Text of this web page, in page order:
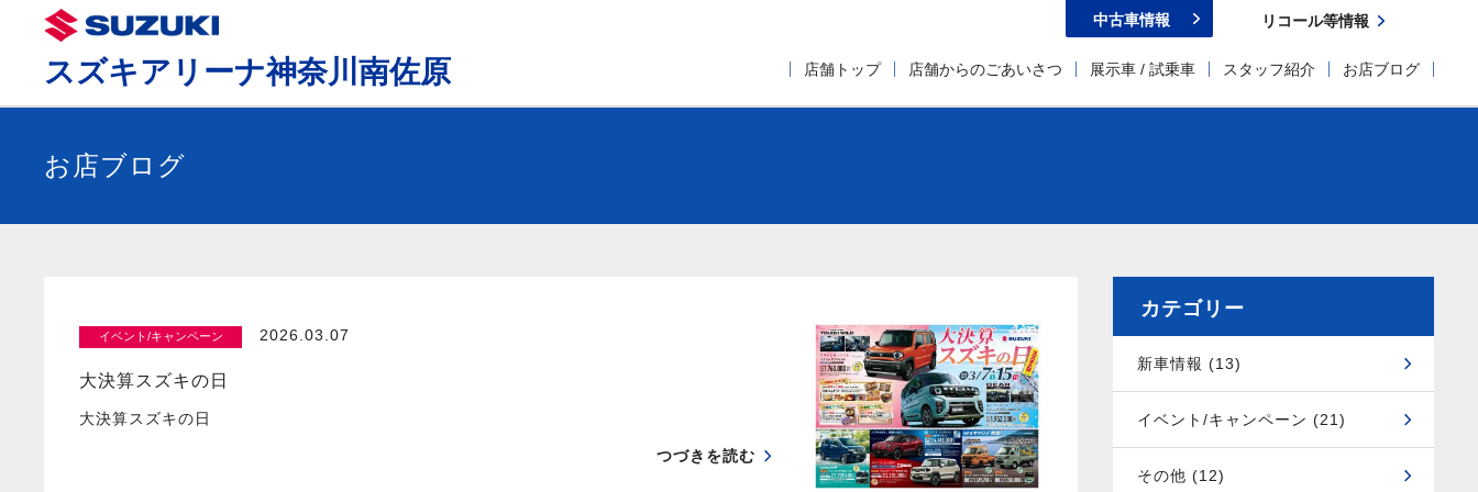
スズキアリーナ神奈川南佐原 店舗トップ 店舗からのごあいさつ 展示車 / 試乗車 スタッフ紹介 お店ブログ
中古車情報 リコール等情報
お店ブログ
イベント/キャンペーン 2026.03.07
大決算スズキの日
大決算スズキの日
つづきを読む
カテゴリー
新車情報 (13)
イベント/キャンペーン (21)
その他 (12)